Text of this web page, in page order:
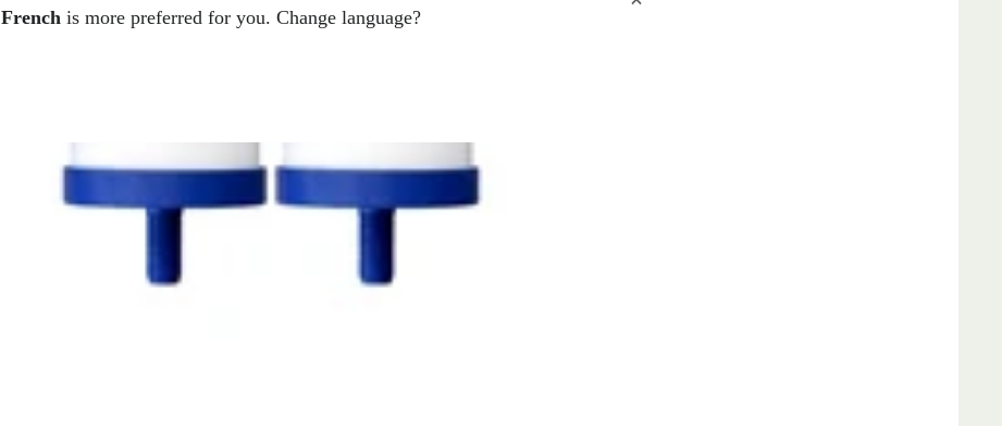
French is more preferred for you. Change language?